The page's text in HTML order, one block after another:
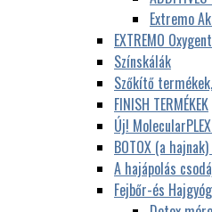
Extremo
EXTREMO
Színskálák
Szőkítő
FINISH TERMÉKEK
Új!
BOTOX (a
A hajápolás
Fejbőr-és